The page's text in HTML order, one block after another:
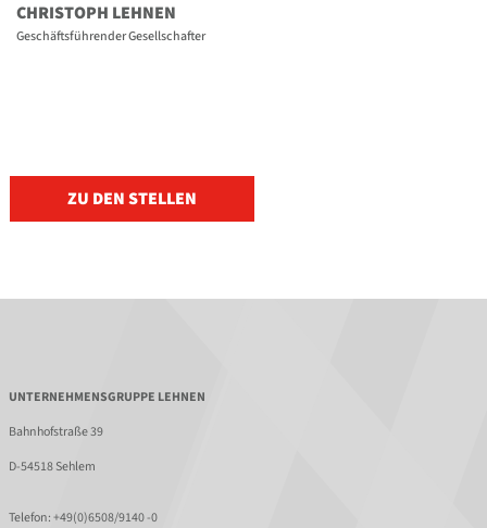
CHRISTOPH LEHNEN
Geschäftsführender Gesellschafter
ZU DEN STELLEN
UNTERNEHMENSGRUPPE LEHNEN
Bahnhofstraße 39
D-54518 Sehlem
Telefon:+49(0)6508/9140 -0